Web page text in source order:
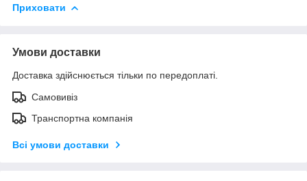
Приховати
Умови доставки
Доставка здійснюється тільки по передоплаті.
Самовивіз
Транспортна компанія
Всі умови доставки